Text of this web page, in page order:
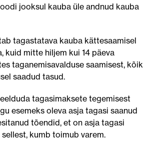
jooksul kauba üle andnud kauba
tagastatava kauba kättesaamisel
kuid mitte hiljem kui 14 päeva
taganemisavalduse saamisest, kõik
saadud tasud.
tagasimaksete tegemisest
esemeks oleva asja tagasi saanud
tõendid, et on asja tagasi
kumb toimub varem.